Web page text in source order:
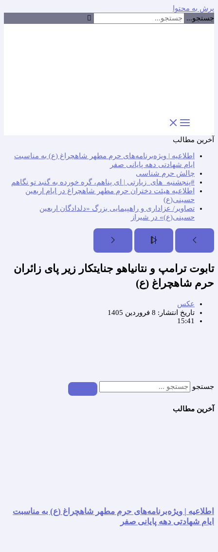
پرش به محتوا
جستجو...
آخرین مطالب
اطلاعیه | ویژه‌برنامه‌های حرم مطهر شاهچراغ (ع) به مناسبت
ایام شهادتی دهه پایانی صفر
چالش حرم شناسی
#پنجشنبه_های_زیارتی | ای پناهم، گره خورده به گنبد تو نگاهم
اطلاعیه هیئت دختران حرم مطهر شاهچراغ در ایام اربعین
حسینی(ع)
تصاویر/ عزاداری و راهپیمایی بزرگ «دلدادگان اربعین
حسینی(ع)» در شیراز
تابوت ترامپ و نتانیاهو جنایتکار زیر پای زائران
حرم شاهچراغ (ع)
عکس
تاریخ انتشار: 8 فروردین 1405
15:41
جستجو
آخرین مطالب
اطلاعیه | ویژه‌برنامه‌های حرم مطهر شاهچراغ (ع) به مناسبت
ایام شهادتی دهه پایانی صفر